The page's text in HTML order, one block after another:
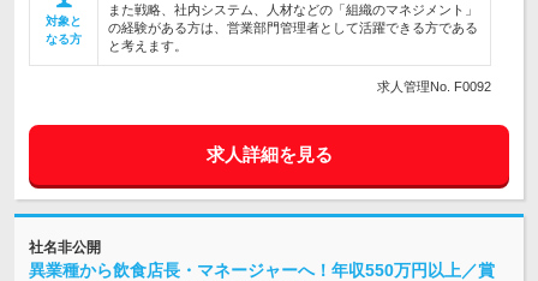
対象と
なる方
また戦略、社内システム、人材などの「組織のマネジメント」
の経験がある方は、営業部門管理者として活躍できる方である
と考えます。
求人管理No. F0092
求人詳細を見る
社名非公開
異業種から飲食店長・マネージャーへ！年収550万円以上／賞